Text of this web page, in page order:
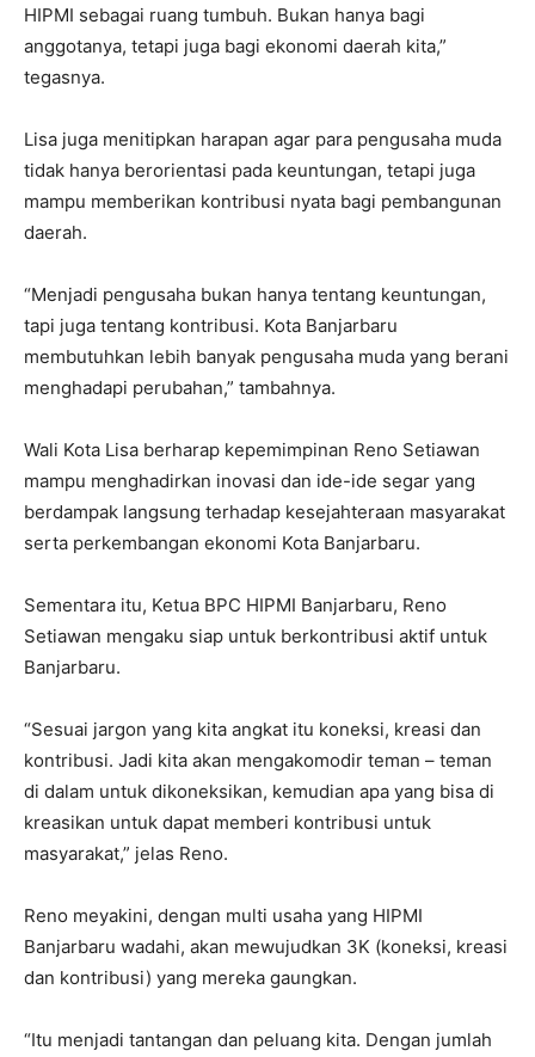
HIPMI sebagai ruang tumbuh. Bukan hanya bagi
anggotanya, tetapi juga bagi ekonomi daerah kita,”
tegasnya.
Lisa juga menitipkan harapan agar para pengusaha muda
tidak hanya berorientasi pada keuntungan, tetapi juga
mampu memberikan kontribusi nyata bagi pembangunan
daerah.
“Menjadi pengusaha bukan hanya tentang keuntungan,
tapi juga tentang kontribusi. Kota Banjarbaru
membutuhkan lebih banyak pengusaha muda yang berani
menghadapi perubahan,” tambahnya.
Wali Kota Lisa berharap kepemimpinan Reno Setiawan
mampu menghadirkan inovasi dan ide-ide segar yang
berdampak langsung terhadap kesejahteraan masyarakat
serta perkembangan ekonomi Kota Banjarbaru.
Sementara itu, Ketua BPC HIPMI Banjarbaru, Reno
Setiawan mengaku siap untuk berkontribusi aktif untuk
Banjarbaru.
“Sesuai jargon yang kita angkat itu koneksi, kreasi dan
kontribusi. Jadi kita akan mengakomodir teman – teman
di dalam untuk dikoneksikan, kemudian apa yang bisa di
kreasikan untuk dapat memberi kontribusi untuk
masyarakat,” jelas Reno.
Reno meyakini, dengan multi usaha yang HIPMI
Banjarbaru wadahi, akan mewujudkan 3K (koneksi, kreasi
dan kontribusi) yang mereka gaungkan.
“Itu menjadi tantangan dan peluang kita. Dengan jumlah